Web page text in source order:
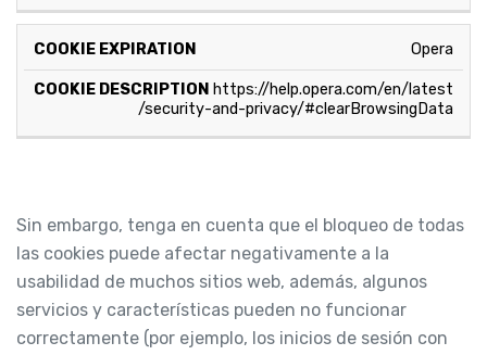
Opera
https://help.opera.com/en/latest
/security-and-privacy/#clearBrowsingData
Sin embargo, tenga en cuenta que el bloqueo de todas
las cookies puede afectar negativamente a la
usabilidad de muchos sitios web, además, algunos
servicios y características pueden no funcionar
correctamente (por ejemplo, los inicios de sesión con